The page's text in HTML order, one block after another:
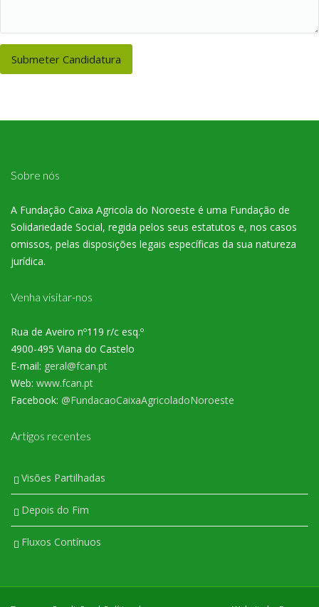
Sobre nós
A Fundação Caixa Agricola do Noroeste é uma Fundação de
Solidariedade Social, regida pelos seus estatutos e, nos casos
omissos, pelas disposições legais específicas da sua natureza
jurídica.
Venha visitar-nos
Rua de Aveiro nº119 r/c esq.º
4900-495 Viana do Castelo
E-mail: geral@fcan.pt
Web: www.fcan.pt
Facebook: @FundacaoCaixaAgricoladoNoroeste
Artigos recentes
Visões Partilhadas
Depois do Fim
Fluxos Contínuos